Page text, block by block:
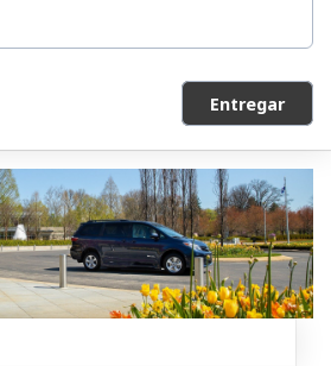
Entregar